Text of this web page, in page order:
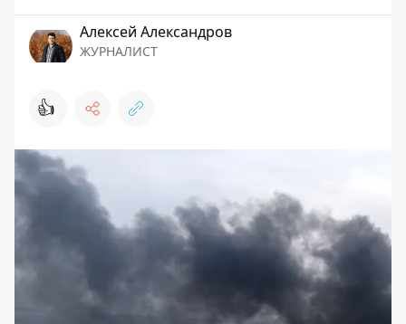
Алексей Александров
ЖУРНАЛИСТ
👍